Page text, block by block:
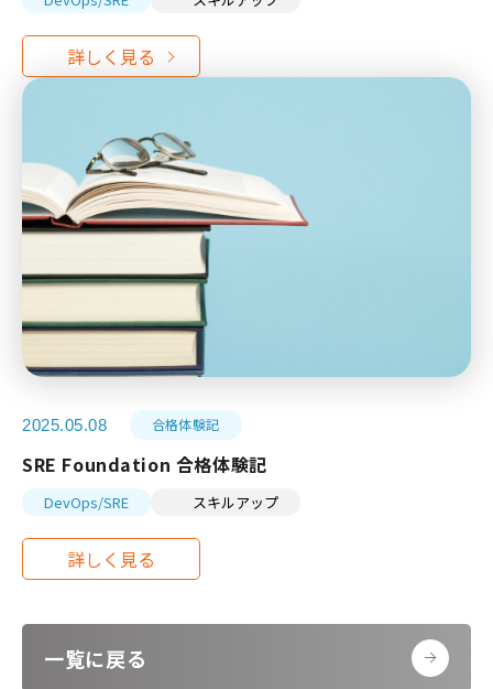
2025.05.08 合格体験記
SRE Foundation 合格体験記
DevOps/SRE スキルアップ
一覧に戻る